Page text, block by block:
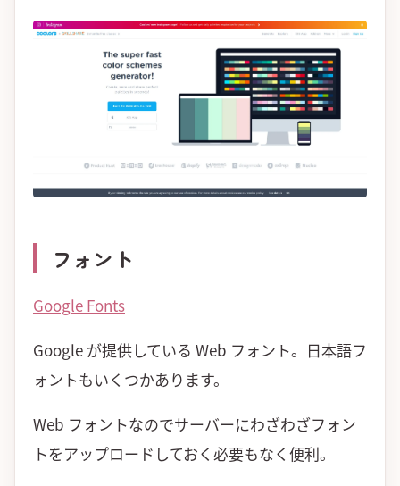
フォント
Google Fonts
Google が提供している Web フォント。日本語フ
ォントもいくつかあります。
Web フォントなのでサーバーにわざわざフォン
トをアップロードしておく必要もなく便利。